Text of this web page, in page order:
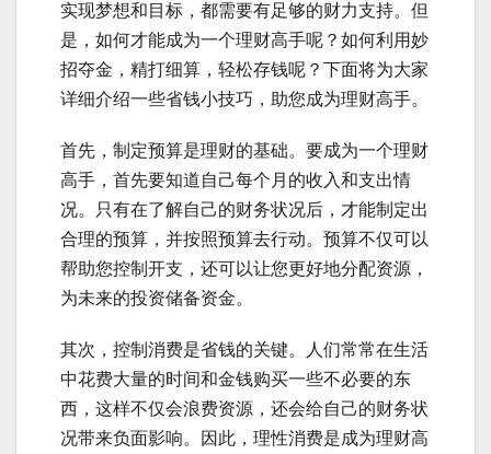
实现梦想和目标，都需要有足够的财力支持。但
是，如何才能成为一个理财高手呢？如何利用妙
招夺金，精打细算，轻松存钱呢？下面将为大家
详细介绍一些省钱小技巧，助您成为理财高手。
首先，制定预算是理财的基础。要成为一个理财
高手，首先要知道自己每个月的收入和支出情
况。只有在了解自己的财务状况后，才能制定出
合理的预算，并按照预算去行动。预算不仅可以
帮助您控制开支，还可以让您更好地分配资源，
为未来的投资储备资金。
其次，控制消费是省钱的关键。人们常常在生活
中花费大量的时间和金钱购买一些不必要的东
西，这样不仅会浪费资源，还会给自己的财务状
况带来负面影响。因此，理性消费是成为理财高